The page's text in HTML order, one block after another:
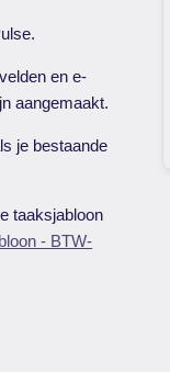
en e-
aangemaakt.
je bestaande
taaksjabloon
- BTW-